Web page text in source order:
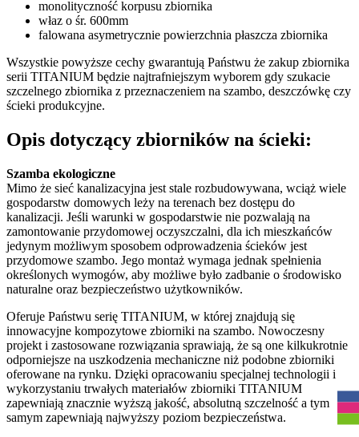
monolityczność korpusu zbiornika
właz o śr. 600mm
falowana asymetrycznie powierzchnia płaszcza zbiornika
Wszystkie powyższe cechy gwarantują Państwu że zakup zbiornika
serii TITANIUM będzie najtrafniejszym wyborem gdy szukacie
szczelnego zbiornika z przeznaczeniem na szambo, deszczówkę czy
ścieki produkcyjne.
Opis dotyczący zbiorników na ścieki:
Szamba ekologiczne
Mimo że sieć kanalizacyjna jest stale rozbudowywana, wciąż wiele
gospodarstw domowych leży na terenach bez dostępu do
kanalizacji. Jeśli warunki w gospodarstwie nie pozwalają na
zamontowanie przydomowej oczyszczalni, dla ich mieszkańców
jedynym możliwym sposobem odprowadzenia ścieków jest
przydomowe szambo. Jego montaż wymaga jednak spełnienia
określonych wymogów, aby możliwe było zadbanie o środowisko
naturalne oraz bezpieczeństwo użytkowników.
Oferuje Państwu serię TITANIUM, w której znajdują się
innowacyjne kompozytowe zbiorniki na szambo. Nowoczesny
projekt i zastosowane rozwiązania sprawiają, że są one kilkukrotnie
odporniejsze na uszkodzenia mechaniczne niż podobne zbiorniki
oferowane na rynku. Dzięki opracowaniu specjalnej technologii i
wykorzystaniu trwałych materiałów zbiorniki TITANIUM
zapewniają znacznie wyższą jakość, absolutną szczelność a tym
samym zapewniają najwyższy poziom bezpieczeństwa.